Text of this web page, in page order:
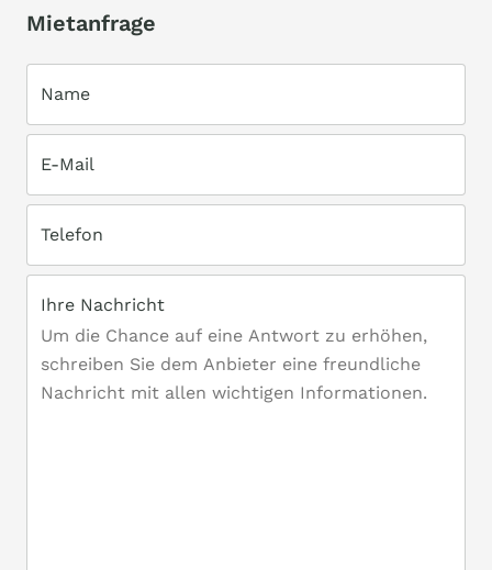
Mietanfrage
Name
E-Mail
Telefon
Ihre Nachricht